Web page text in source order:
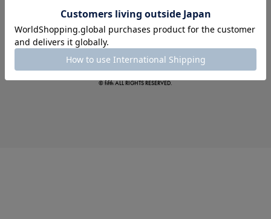
この夏の主役確定！
© fifth ALL RIGHTS RESERVED.